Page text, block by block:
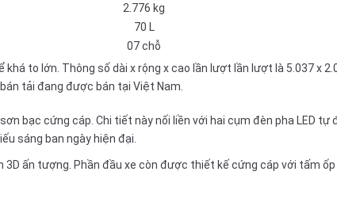
2.776 kg
70 L
07 chỗ
to lớn. Thông số dài x rộng x cao lần lượt lần lượt là 5.037 x
tải đang được bán tại Việt Nam.
bạc cứng cáp. Chi tiết này nối liền với hai cụm đèn pha LED tự
sáng ban ngày hiện đại.
ấn tượng. Phần đầu xe còn được thiết kế cứng cáp với tấm ốp